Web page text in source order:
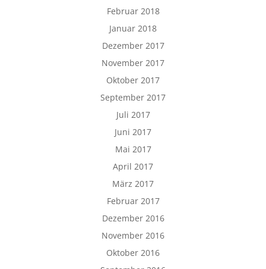
Februar 2018
Januar 2018
Dezember 2017
November 2017
Oktober 2017
September 2017
Juli 2017
Juni 2017
Mai 2017
April 2017
März 2017
Februar 2017
Dezember 2016
November 2016
Oktober 2016